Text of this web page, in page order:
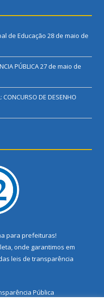
de Educação 28 de maio de
PÚBLICA27 de maio de
CONCURSO DE DESENHO
para prefeituras!
onde garantimos em
leis de transparência
Pública